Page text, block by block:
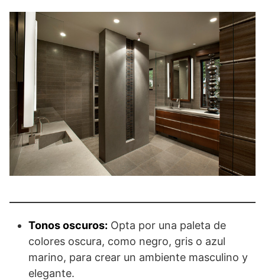
Tonos oscuros: Opta por una paleta de
colores oscura, como negro, gris o azul
marino, para crear un ambiente masculino y
elegante.